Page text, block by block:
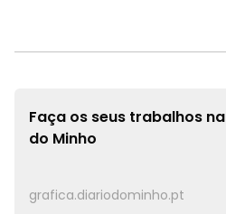
Faça os seus trabalhos na
do Minho
grafica.diariodominho.pt